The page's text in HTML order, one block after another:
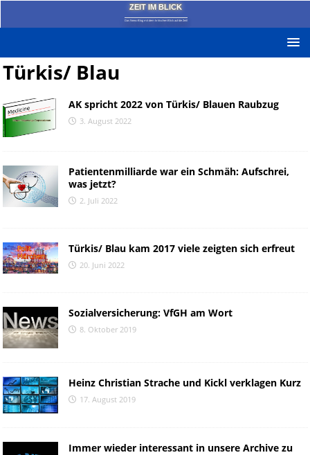
ZEIT IM BLICK
Das News-Blog mit dem kritischen Blick auf die Zeit!
Türkis/ Blau
AK spricht 2022 von Türkis/ Blauen Raubzug
3. August 2022
Patientenmilliarde war ein Schmäh: Aufschrei,
was jetzt?
2. Juli 2022
Türkis/ Blau kam 2017 viele zeigten sich erfreut
20. Juni 2022
Sozialversicherung: VfGH am Wort
8. Oktober 2019
Heinz Christian Strache und Kickl verklagen Kurz
17. August 2019
Immer wieder interessant in unsere Archive zu